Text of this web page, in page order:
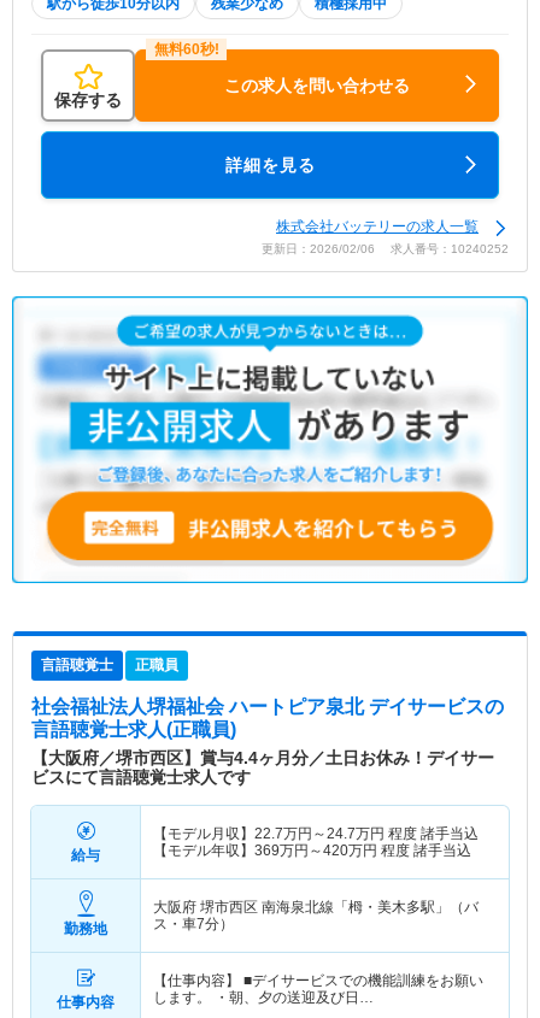
駅から徒歩10分以内 残業少なめ 積極採用中
保存する
この求人を問い合わせる
詳細を見る
株式会社バッテリーの求人一覧
更新日：2026/02/06 求人番号：10240252
言語聴覚士 正職員
社会福祉法人堺福祉会 ハートピア泉北 デイサービスの
言語聴覚士求人(正職員)
【大阪府／堺市西区】賞与4.4ヶ月分／土日お休み！デイサー
ビスにて言語聴覚士求人です
給与
【モデル月収】 22.7万円～24.7万円 程度 諸手当込
【モデル年収】 369万円～420万円 程度 諸手当込
勤務地
大阪府 堺市西区 南海泉北線「栂・美木多駅」（バ
ス・車7分）
仕事内容
【仕事内容】 ■デイサービスでの機能訓練をお願い
します。 ・朝、夕の送迎及び日…